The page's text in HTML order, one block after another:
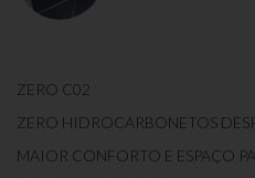
ZERO C02
ZERO HIDROCARBONETOS
MAIOR CONFORTO E ESPAÇO